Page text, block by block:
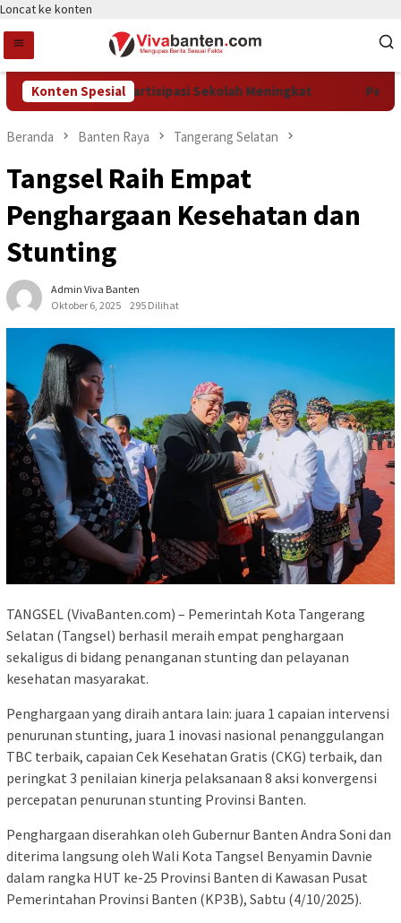
Loncat ke konten
Konten Spesial
PAUD, Dorong Partisipasi Sekolah Meningkat Pemkot
Beranda Banten Raya Tangerang Selatan
Tangsel Raih Empat
Penghargaan Kesehatan dan
Stunting
Admin Viva Banten
Oktober 6, 2025
295 Dilihat
TANGSEL (VivaBanten.com) – Pemerintah Kota Tangerang
Selatan (Tangsel) berhasil meraih empat penghargaan
sekaligus di bidang penanganan stunting dan pelayanan
kesehatan masyarakat.
Penghargaan yang diraih antara lain: juara 1 capaian intervensi
penurunan stunting, juara 1 inovasi nasional penanggulangan
TBC terbaik, capaian Cek Kesehatan Gratis (CKG) terbaik, dan
peringkat 3 penilaian kinerja pelaksanaan 8 aksi konvergensi
percepatan penurunan stunting Provinsi Banten.
Penghargaan diserahkan oleh Gubernur Banten Andra Soni dan
diterima langsung oleh Wali Kota Tangsel Benyamin Davnie
dalam rangka HUT ke-25 Provinsi Banten di Kawasan Pusat
Pemerintahan Provinsi Banten (KP3B), Sabtu (4/10/2025).